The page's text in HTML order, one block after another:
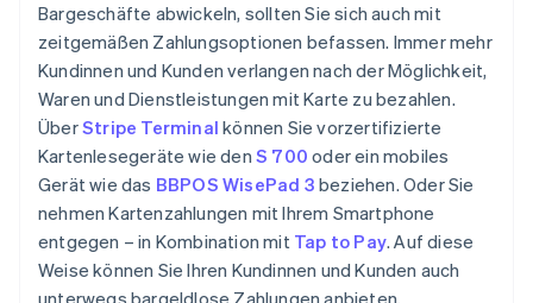
Bargeschäfte abwickeln, sollten Sie sich auch mit
zeitgemäßen Zahlungsoptionen befassen. Immer mehr
Kundinnen und Kunden verlangen nach der Möglichkeit,
Waren und Dienstleistungen mit Karte zu bezahlen.
ÜberStripe Terminal können Sie vorzertifizierte
Kartenlesegeräte wie den S 700 oder ein mobiles
Gerät wie das BBPOS WisePad 3 beziehen. Oder Sie
nehmen Kartenzahlungen mit Ihrem Smartphone
entgegen – in Kombination mit Tap to Pay. Auf diese
Weise können Sie Ihren Kundinnen und Kunden auch